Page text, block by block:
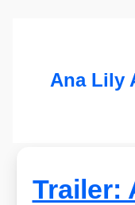
Ana Lily
Trailer: